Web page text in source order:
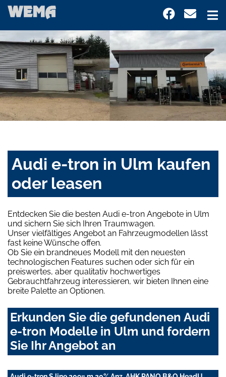
Audi e-tron in Ulm kaufen
oder leasen
Entdecken Sie die besten Audi e-tron Angebote in Ulm
und sichern Sie sich Ihren Traumwagen.
Unser vielfältiges Angebot an Fahrzeugmodellen lässt
fast keine Wünsche offen.
Ob Sie ein brandneues Modell mit den neuesten
technologischen Features suchen oder sich für ein
preiswertes, aber qualitativ hochwertiges
Gebrauchtfahrzeug interessieren, wir bieten Ihnen eine
breite Palette an Optionen.
Erkunden Sie die gefundenen Audi
e-tron Modelle in Ulm und fordern
Sie Ihr Angebot an